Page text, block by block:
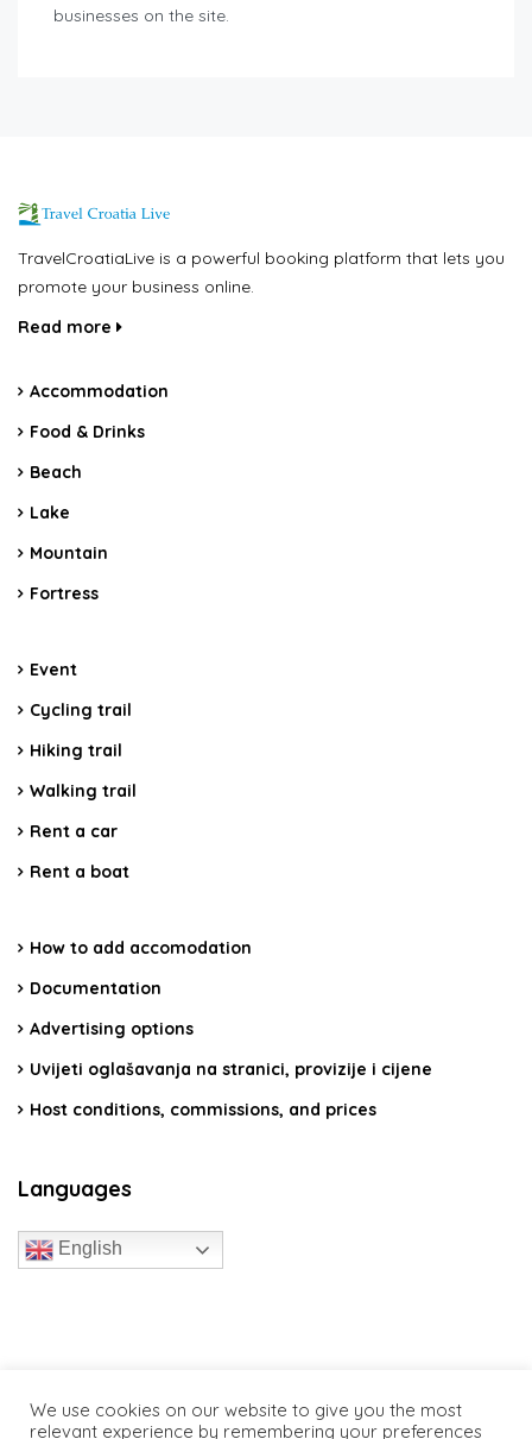
businesses on the site.
TravelCroatiaLive is a powerful booking platform that lets you
promote your business online.
Read more
Accommodation
Food & Drinks
Beach
Lake
Mountain
Fortress
Event
Cycling trail
Hiking trail
Walking trail
Rent a car
Rent a boat
How to add accomodation
Documentation
Advertising options
Uvijeti oglašavanja na stranici, provizije i cijene
Host conditions, commissions, and prices
Languages
English
We use cookies on our website to give you the most
relevant experience by remembering your preferences